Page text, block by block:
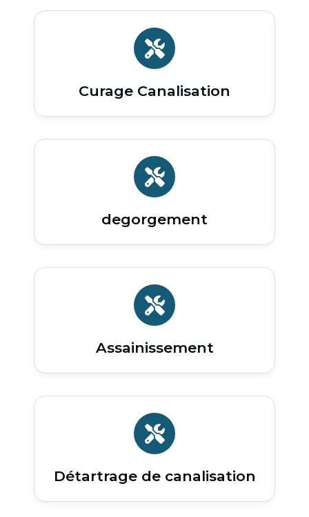
Curage Canalisation
degorgement
Assainissement
Détartrage de canalisation